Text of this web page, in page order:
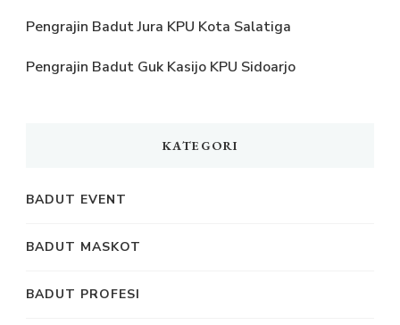
Pengrajin Badut Jura KPU Kota Salatiga
Pengrajin Badut Guk Kasijo KPU Sidoarjo
KATEGORI
BADUT EVENT
BADUT MASKOT
BADUT PROFESI